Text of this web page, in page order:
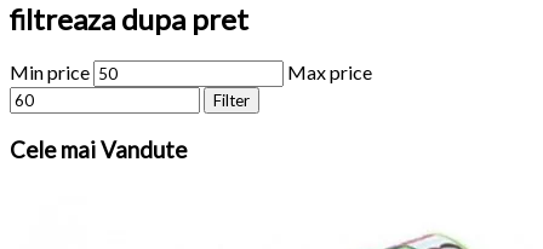
filtreaza dupa pret
Min price Max price
Filter
Celemai Vandute